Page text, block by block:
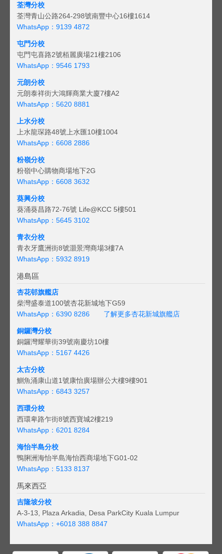
荃灣分校
荃灣青山公路264-298號南豐中心16樓1614
WhatsApp：9139 4872
屯門分校
屯門屯喜路2號栢麗廣場21樓2106
WhatsApp：9546 1793
元朗分校
元朗泰祥街大鴻輝商業大廈7樓A2
WhatsApp：5620 8881
上水分校
上水龍琛路48號上水匯10樓1004
WhatsApp：6608 2886
粉嶺分校
粉嶺中心購物商場地下2G
WhatsApp：6608 3632
葵興分校
葵涌葵昌路72-76號 Life@KCC 5樓501
WhatsApp：5645 3102
青衣分校
青衣牙鷹洲街8號灝景灣商場3樓7A
WhatsApp：5932 8919
港島區
杏花邨旗艦店
柴灣盛泰道100號杏花新城地下G59
WhatsApp：6390 8286
了解更多杏花新城旗艦店
銅鑼灣分校
銅鑼灣耀華街39號南慶坊10樓
WhatsApp：5167 4426
太古分校
鰂魚涌康山道1號康怡廣場辦公大樓9樓901
WhatsApp：6843 3257
西環分校
西環卑路乍街8號西寶城2樓219
WhatsApp：6201 8284
海怡半島分校
鴨脷洲海怡半島海怡西商場地下G01-02
WhatsApp：5133 8137
馬來西亞
吉隆坡分校
A-3-13, Plaza Arkadia, Desa ParkCity Kuala Lumpur
WhatsApp： +6018 388 8847